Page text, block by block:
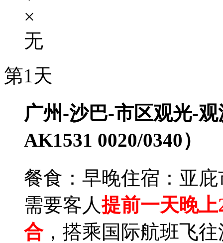
×
无
第1天
广州-沙巴-市区观光-
AK1531 0020/0340）
餐食：早晚住宿：亚
需要客人提前一天晚
合，搭乘国际航班飞